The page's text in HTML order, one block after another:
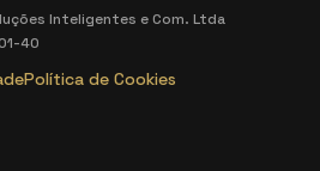
Inteligentes e Com. Ltda
40
Política de Cookies